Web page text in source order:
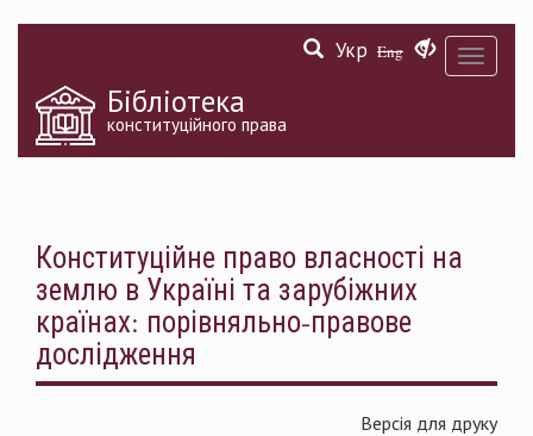
Toggle
Укр Eng
Бібліотека
конституційного права
Конституційне право власності на
землю в Україні та зарубіжних
країнах: порівняльно-правове
дослідження
Версія для друку